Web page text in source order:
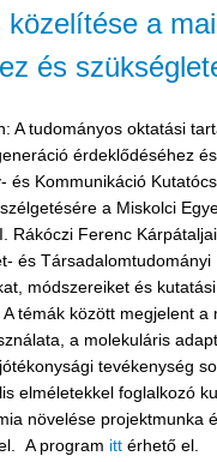
a
és
A tudományos oktatási
érdeklődéséhez és
és Kommunikáció
a Miskolci
Rákóczi Ferenc
és Társadalomtudományi
módszereiket és kutatási
témák között megjelent a
a molekuláris
tevékenység
elméletekkel foglalkozó
növelése projektmunka
A program itt érhető el.